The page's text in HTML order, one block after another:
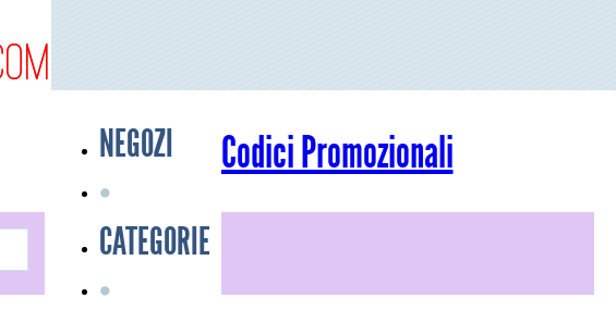
Codici Promozionali
NEGOZI
CATEGORIE